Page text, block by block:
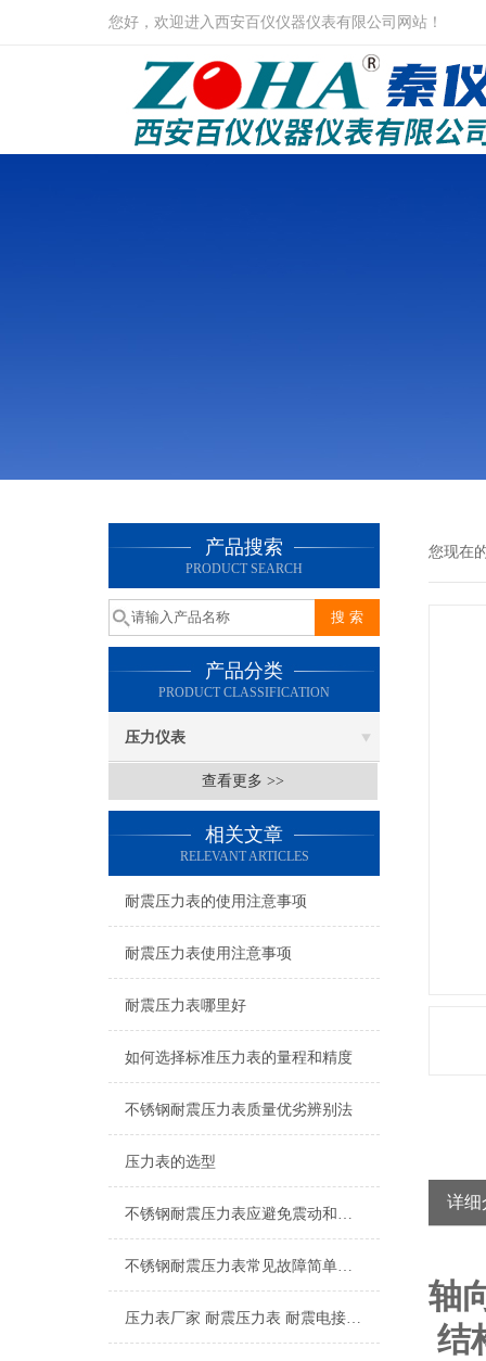
您好，欢迎进入西安百仪仪器仪表有限公司网站！
产品搜索
PRODUCT SEARCH
产品分类
PRODUCT CLASSIFICATION
压力仪表
查看更多 >>
相关文章
RELEVANT ARTICLES
耐震压力表的使用注意事项
耐震压力表使用注意事项
耐震压力表哪里好
如何选择标准压力表的量程和精度
不锈钢耐震压力表质量优劣辨别法
压力表的选型
不锈钢耐震压力表应避免震动和碰撞，以免损坏
不锈钢耐震压力表常见故障简单分析，本文了解
压力表厂家 耐震压力表 耐震电接点压力表 隔膜压力表
您现在
详细
轴
结